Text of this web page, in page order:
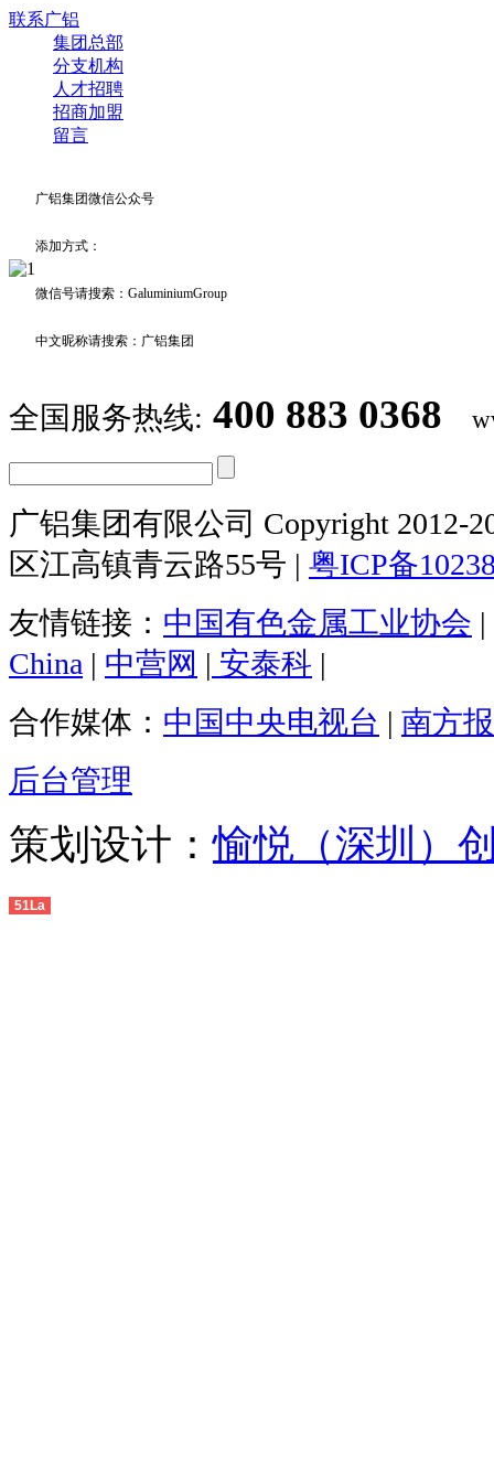
联系广铝
集团总部
分支机构
人才招聘
招商加盟
留言
广铝集团微信公众号
添加方式：
微信号请搜索：GaluminiumGroup
中文昵称请搜索：广铝集团
全国服务热线: 400 883 0368
广铝集团有限公司 Copyright 2012-
区江高镇青云路55号 | 粤ICP备
友情链接： 中国有色金属工业协会 |
China | 中营网 | 安泰科 |
合作媒体： 中国中央电视台 | 南方
后台管理
策划设计：愉悦（深圳）
51La